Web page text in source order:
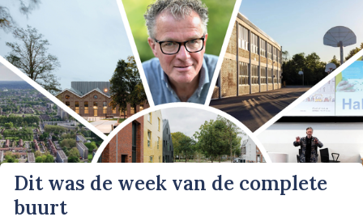
Dit was de week van de complete
buurt